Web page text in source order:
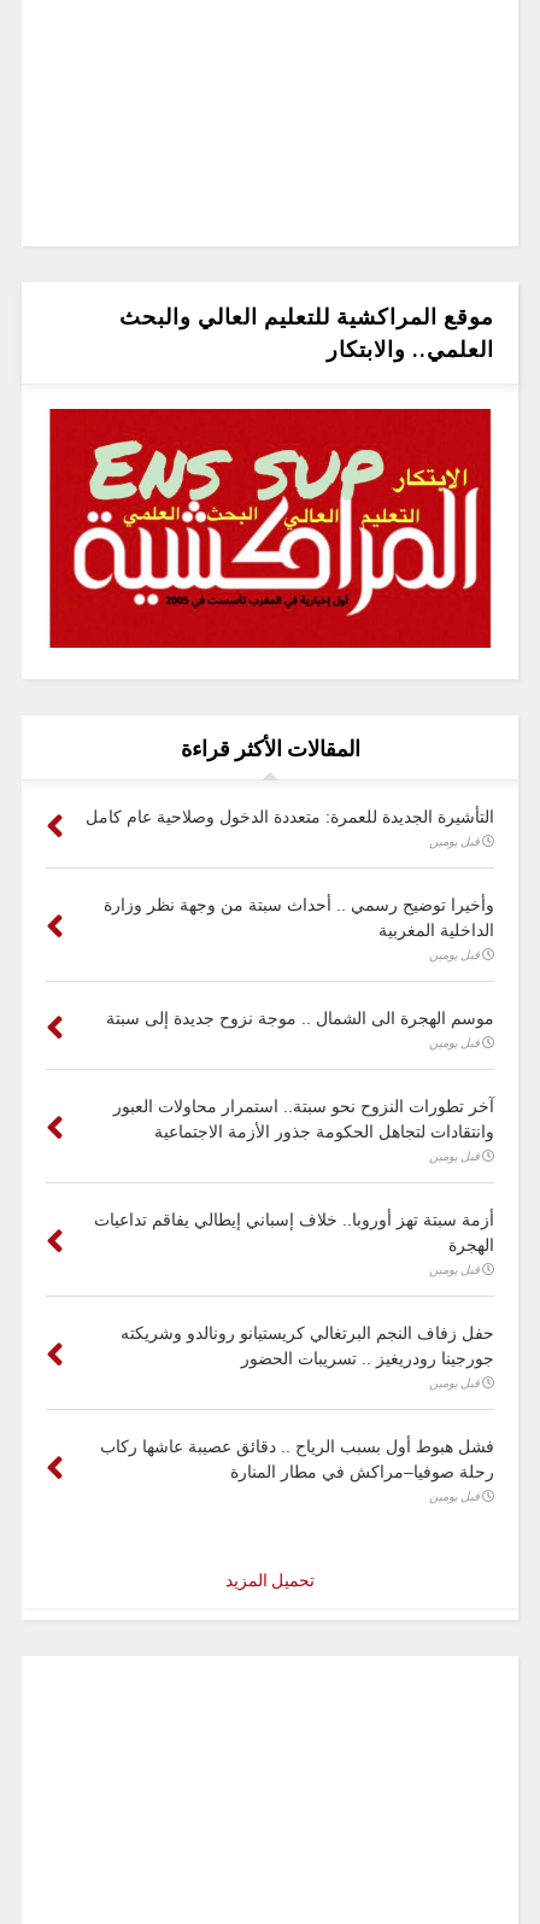
موقع المراكشية للتعليم العالي والبحث
العلمي.. والابتكار
المقالات الأكثر قراءة
التأشيرة الجديدة للعمرة: متعددة الدخول وصلاحية عام كامل
قبل يومين
وأخيرا توضيح رسمي .. أحداث سبتة من وجهة نظر وزارة
الداخلية المغربية
قبل يومين
موسم الهجرة الى الشمال .. موجة نزوح جديدة إلى سبتة
قبل يومين
آخر تطورات النزوح نحو سبتة.. استمرار محاولات العبور
وانتقادات لتجاهل الحكومة جذور الأزمة الاجتماعية
قبل يومين
أزمة سبتة تهز أوروبا.. خلاف إسباني إيطالي يفاقم تداعيات
الهجرة
قبل يومين
حفل زفاف النجم البرتغالي كريستيانو رونالدو وشريكته
جورجينا رودريغيز .. تسريبات الحضور
قبل يومين
فشل هبوط أول بسبب الرياح .. دقائق عصيبة عاشها ركاب
رحلة صوفيا–مراكش في مطار المنارة
قبل يومين
تحميل المزيد